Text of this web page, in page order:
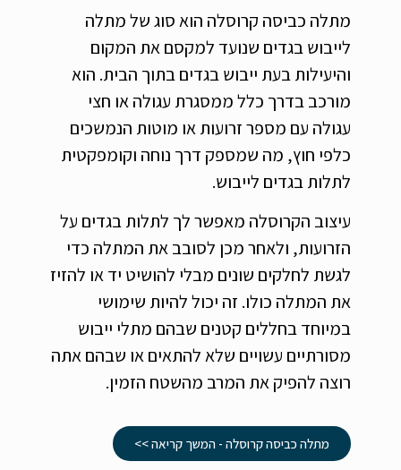
מתלה כביסה קרוסלה הוא סוג של מתלה
לייבוש בגדים שנועד למקסם את המקום
והיעילות בעת ייבוש בגדים בתוך הבית. הוא
מורכב בדרך כלל ממסגרת עגולה או חצי
עגולה עם מספר זרועות או מוטות הנמשכים
כלפי חוץ, מה שמספק דרך נוחה וקומפקטית
לתלות בגדים לייבוש.
עיצוב הקרוסלה מאפשר לך לתלות בגדים על
הזרועות, ולאחר מכן לסובב את המתלה כדי
לגשת לחלקים שונים מבלי להושיט יד או להזיז
את המתלה כולו. זה יכול להיות שימושי
במיוחד בחללים קטנים שבהם מתלי ייבוש
מסורתיים עשויים שלא להתאים או שבהם אתה
רוצה להפיק את המרב מהשטח הזמין.
מתלה כביסה קרוסלה - המשך קריאה >>